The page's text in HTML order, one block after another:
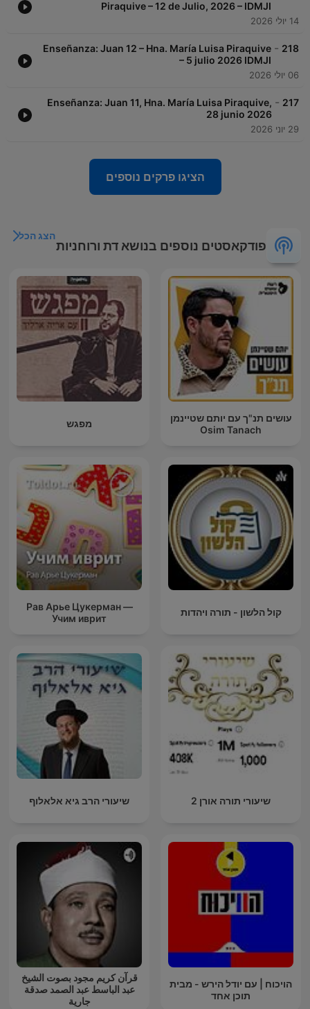
Piraquive – 12 de Julio, 2026 – IDMJI
14 יולי 2026
218
-
Enseñanza: Juan 12 – Hna. María Luisa Piraquive
– 5 julio 2026 IDMJI
06 יולי 2026
217
-
Enseñanza: Juan 11, Hna. María Luisa Piraquive,
28 junio 2026
29 יוני 2026
הציגו פרקים נוספים
פודקאסטים נוספים בנושא דת ורוחניות
הצג הכל
עושים תנ"ך עם יותם שטיינמן
Osim Tanach
מפגש
קול הלשון - תורה ויהדות
Рав Арье Цукерман —
Учим иврит
שיעורי תורה אורן 2 שיעורי הרב גיא אלאלוף
הויכוח | עם יודל הירש - מבית
תוכן אחד
قرآن كريم مجود بصوت الشيخ
عبد الباسط عبد الصمد صدقة
جارية